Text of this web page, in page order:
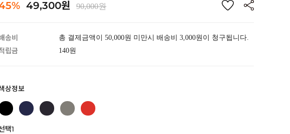
49,300원 90,000원
송비 총 결제금액이 50,000원 미만시 배송비 3,000원이 청구됩니다.
립금 140원
상정보
택1